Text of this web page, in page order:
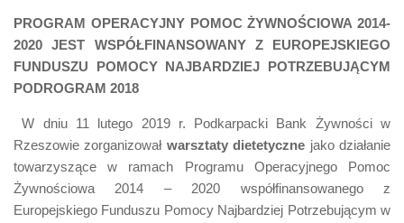
PROGRAM OPERACYJNY POMOC ŻYWNOŚCIOWA 2014-
2020JEST WSPÓŁFINANSOWANY Z EUROPEJSKIEGO
FUNDUSZU POMOCY NAJBARDZIEJ POTRZEBUJĄCYM
PODROGRAM 2018
W dniu 11 lutego 2019 r. Podkarpacki Bank Żywności w
Rzeszowie zorganizowałwarsztaty dietetyczne jako działanie
towarzyszące w ramach Programu Operacyjnego Pomoc
Żywnościowa 2014 – 2020 współfinansowanego z
Europejskiego Funduszu Pomocy Najbardziej Potrzebującym w